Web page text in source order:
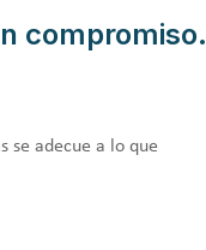
compromiso.
se adecue a lo que